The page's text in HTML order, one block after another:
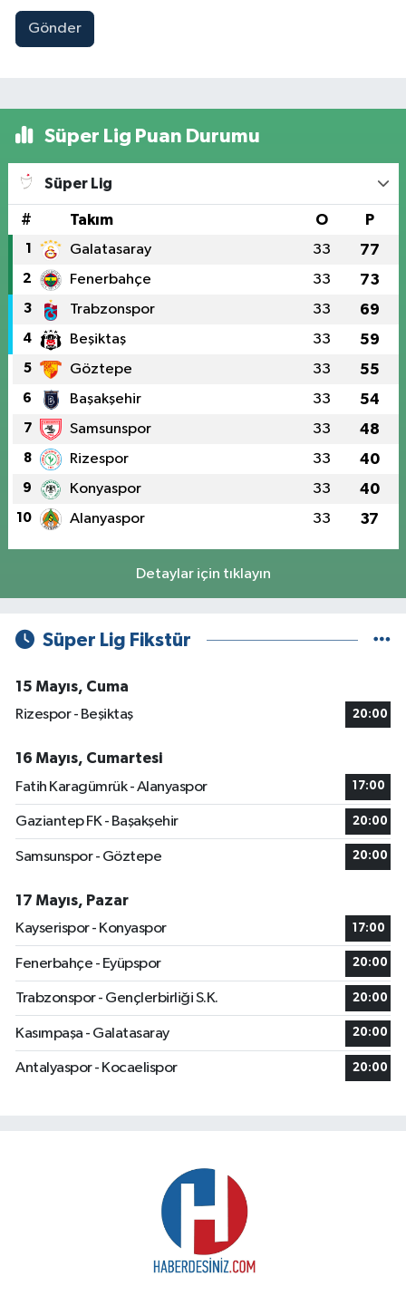
Gönder
Süper Lig Puan Durumu
Süper Lig
# Takım O P
1 Galatasaray 33 77
2 Fenerbahçe 33 73
3 Trabzonspor 33 69
4 Beşiktaş 33 59
5 Göztepe 33 55
6 Başakşehir 33 54
7 Samsunspor 33 48
8 Rizespor 33 40
9 Konyaspor 33 40
10 Alanyaspor 33 37
Detaylar için tıklayın
Süper Lig Fikstür
15 Mayıs, Cuma
Rizespor - Beşiktaş
20:00
16 Mayıs, Cumartesi
Fatih Karagümrük - Alanyaspor
17:00
Gaziantep FK - Başakşehir 20:00
Samsunspor - Göztepe 20:00
17 Mayıs, Pazar
Kayserispor - Konyaspor
17:00
Fenerbahçe - Eyüpspor 20:00
Trabzonspor - Gençlerbirliği S.K. 20:00
Kasımpaşa - Galatasaray 20:00
Antalyaspor - Kocaelispor 20:00